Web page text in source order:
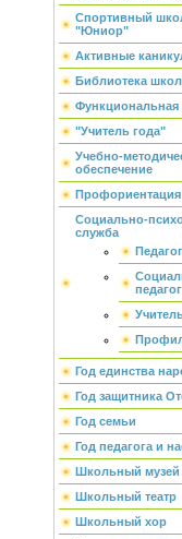
Спортивный
"Юниор"
Активные
Библиотека
Функциональная
"Учитель года"
Учебно-
обеспечение
Профориентация
Социально-
служба
педагог
Год единства
Год защитника
Год семьи
Год педагога и
Школьный музей
Школьный театр
Школьный хор